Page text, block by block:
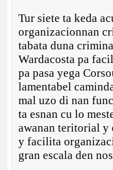
Tur siete ta keda
organizacionnan
tabata duna
Wardacosta pa
pa pasa yega
lamentabel
mal uzo di nan
ta esnan cu lo
awanan teritorial y
y facilita
gran escala den